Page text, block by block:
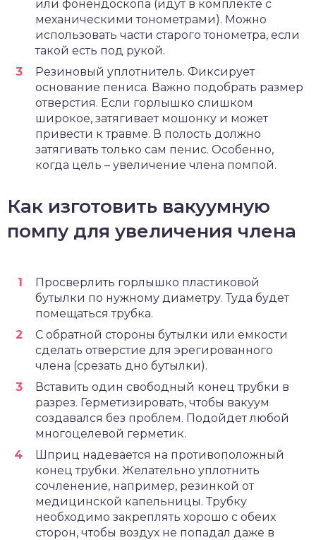
или фонендоскопа (идут в комплекте с
механическими тонометрами). Можно
использовать части старого тонометра, если
такой есть под рукой.
Резиновый уплотнитель. Фиксирует
основание пениса. Важно подобрать размер
отверстия. Если горлышко слишком
широкое, затягивает мошонку и может
привести к травме. В полость должно
затягивать только сам пенис. Особенно,
когда цель – увеличение члена помпой.
Как изготовить вакуумную
помпу для увеличения члена
Просверлить горлышко пластиковой
бутылки по нужному диаметру. Туда будет
помещаться трубка.
С обратной стороны бутылки или емкости
сделать отверстие для эрегированного
члена (срезать дно бутылки).
Вставить один свободный конец трубки в
разрез. Герметизировать, чтобы вакуум
создавался без проблем. Подойдет любой
многоцелевой герметик.
Шприц надевается на противоположный
конец трубки. Желательно уплотнить
сочленение, например, резинкой от
медицинской капельницы. Трубку
необходимо закреплять хорошо с обеих
сторон, чтобы воздух не попадал даже в